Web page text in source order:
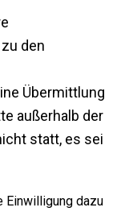
den
Übermittlung
außerhalb der
statt, es sei
Einwilligung dazu